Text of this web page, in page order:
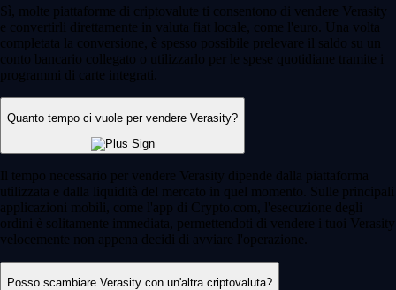
Sì, molte piattaforme di criptovalute ti consentono di vendere Verasity
e convertirli direttamente in valuta fiat locale, come l'euro. Una volta
completata la conversione, è spesso possibile prelevare il saldo su un
conto bancario collegato o utilizzarlo per le spese quotidiane tramite i
programmi di carte integrati.
Quanto tempo ci vuole per vendere Verasity?
Il tempo necessario per vendere Verasity dipende dalla piattaforma
utilizzata e dalla liquidità del mercato in quel momento. Sulle principali
applicazioni mobili, come l'app di Crypto.com, l'esecuzione degli
ordini è solitamente immediata, permettendoti di vendere i tuoi Verasity
velocemente non appena decidi di avviare l'operazione.
Posso scambiare Verasity con un'altra criptovaluta?